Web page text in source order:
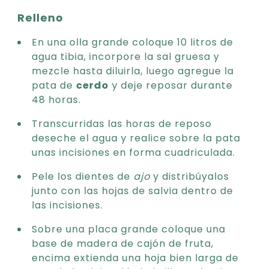
Relleno
En una olla grande coloque 10 litros de
agua tibia, incorpore la sal gruesa y
mezcle hasta diluirla, luego agregue la
pata de cerdo y deje reposar durante
48 horas.
Transcurridas las horas de reposo
deseche el agua y realice sobre la pata
unas incisiones en forma cuadriculada.
Pele los dientes de ajo y distribúyalos
junto con las hojas de salvia dentro de
las incisiones.
Sobre una placa grande coloque una
base de madera de cajón de fruta,
encima extienda una hoja bien larga de